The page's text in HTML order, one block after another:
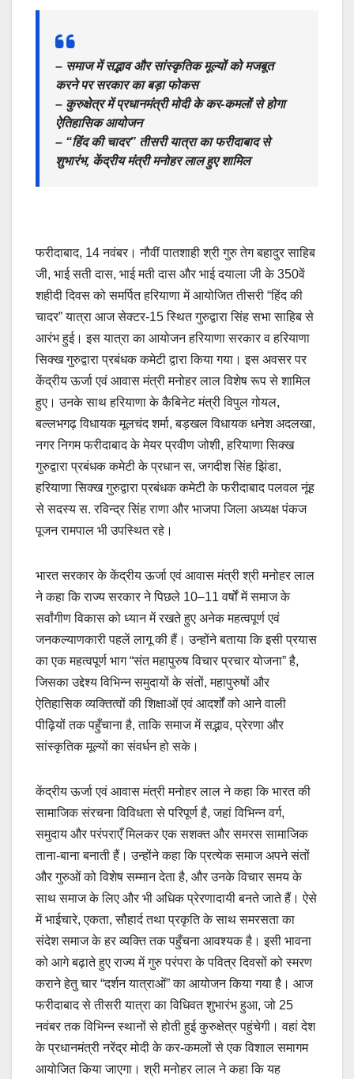
– समाज में सद्भाव और सांस्कृतिक मूल्यों को मजबूत
करने पर सरकार का बड़ा फोकस
– कुरुक्षेत्र में प्रधानमंत्री मोदी के कर-कमलों से होगा
ऐतिहासिक आयोजन
– “हिंद की चादर” तीसरी यात्रा का फरीदाबाद से
शुभारंभ, केंद्रीय मंत्री मनोहर लाल हुए शामिल
फरीदाबाद, 14 नवंबर। नौवीं पातशाही श्री गुरु तेग बहादुर साहिब
जी, भाई सती दास, भाई मती दास और भाई दयाला जी के 350वें
शहीदी दिवस को समर्पित हरियाणा में आयोजित तीसरी “हिंद की
चादर” यात्रा आज सेक्टर-15 स्थित गुरुद्वारा सिंह सभा साहिब से
आरंभ हुई। इस यात्रा का आयोजन हरियाणा सरकार व हरियाणा
सिक्ख गुरुद्वारा प्रबंधक कमेटी‌ द्वारा किया गया। इस अवसर पर
केंद्रीय ऊर्जा एवं आवास मंत्री मनोहर लाल विशेष रूप से शामिल
हुए। उनके साथ हरियाणा के कैबिनेट मंत्री विपुल गोयल,
बल्लभगढ़ विधायक मूलचंद शर्मा, बड़खल विधायक धनेश अदलखा,
नगर निगम फरीदाबाद के मेयर प्रवीण जोशी, हरियाणा सिक्ख
गुरुद्वारा प्रबंधक कमेटी के प्रधान स, जगदीश सिंह झिंडा,
हरियाणा सिक्ख गुरुद्वारा प्रबंधक कमेटी के फरीदाबाद पलवल नूंह
से सदस्य स. रविन्द्र सिंह राणा और भाजपा जिला अध्यक्ष पंकज
पूजन रामपाल भी उपस्थित रहे।
भारत सरकार के केंद्रीय ऊर्जा एवं आवास मंत्री श्री मनोहर लाल
ने कहा कि राज्य सरकार ने पिछले 10–11 वर्षों में समाज के
सर्वांगीण विकास को ध्यान में रखते हुए अनेक महत्वपूर्ण एवं
जनकल्याणकारी पहलें लागू की हैं। उन्होंने बताया कि इसी प्रयास
का एक महत्वपूर्ण भाग “संत महापुरुष विचार प्रचार योजना” है,
जिसका उद्देश्य विभिन्न समुदायों के संतों, महापुरुषों और
ऐतिहासिक व्यक्तित्वों की शिक्षाओं एवं आदर्शों को आने वाली
पीढ़ियों तक पहुँचाना है, ताकि समाज में सद्भाव, प्रेरणा और
सांस्कृतिक मूल्यों का संवर्धन हो सके।
केंद्रीय ऊर्जा एवं आवास मंत्री मनोहर लाल ने कहा कि भारत की
सामाजिक संरचना विविधता से परिपूर्ण है, जहां विभिन्न वर्ग,
समुदाय और परंपराएँ मिलकर एक सशक्त और समरस सामाजिक
ताना-बाना बनाती हैं। उन्होंने कहा कि प्रत्येक समाज अपने संतों
और गुरुओं को विशेष सम्मान देता है, और उनके विचार समय के
साथ समाज के लिए और भी अधिक प्रेरणादायी बनते जाते हैं। ऐसे
में भाईचारे, एकता, सौहार्द तथा प्रकृति के साथ समरसता का
संदेश समाज के हर व्यक्ति तक पहुँचना आवश्यक है। इसी भावना
को आगे बढ़ाते हुए राज्य में गुरु परंपरा के पवित्र दिवसों को स्मरण
कराने हेतु चार “दर्शन यात्राओं” का आयोजन किया गया है। आज
फरीदाबाद से तीसरी यात्रा का विधिवत शुभारंभ हुआ, जो 25
नवंबर तक विभिन्न स्थानों से होती हुई कुरुक्षेत्र पहुंचेगी। वहां देश
के प्रधानमंत्री नरेंद्र मोदी के कर-कमलों से एक विशाल समागम
आयोजित किया जाएगा। श्री मनोहर लाल ने कहा कि यह